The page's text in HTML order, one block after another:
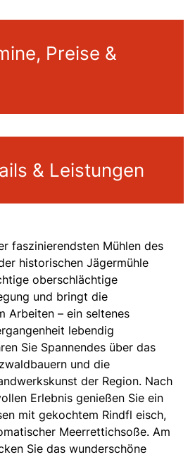
Preise &
& Leistungen
faszinierendsten Mühlen des
historischen Jägermühle
oberschlächtige
und bringt die
Arbeiten – ein seltenes
lebendig
Sie Spannendes über das
und die
der Region. Nach
Erlebnis genießen Sie ein
mit gekochtem Rindfl eisch,
Meerrettichsoße. Am
Sie das wunderschöne